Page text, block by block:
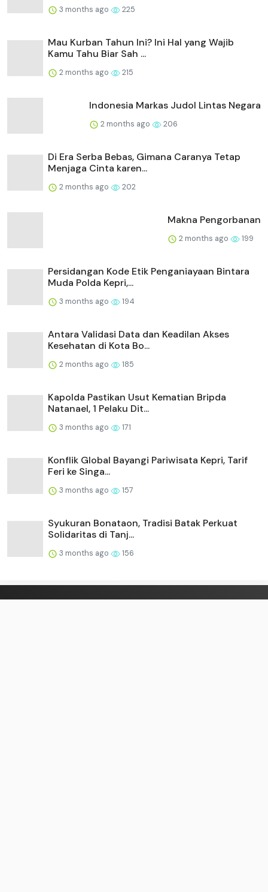
3 months ago 225
Mau Kurban Tahun Ini? Ini Hal yang Wajib
Kamu Tahu Biar Sah ...
2 months ago 215
Indonesia Markas Judol Lintas Negara
2 months ago 206
Di Era Serba Bebas, Gimana Caranya Tetap
Menjaga Cinta karen...
2 months ago 202
Makna Pengorbanan
2 months ago 199
Persidangan Kode Etik Penganiayaan Bintara
Muda Polda Kepri,...
3 months ago 194
Antara Validasi Data dan Keadilan Akses
Kesehatan di Kota Bo...
2 months ago 185
Kapolda Pastikan Usut Kematian Bripda
Natanael, 1 Pelaku Dit...
3 months ago 171
Konflik Global Bayangi Pariwisata Kepri, Tarif
Feri ke Singa...
3 months ago 157
Syukuran Bonataon, Tradisi Batak Perkuat
Solidaritas di Tanj...
3 months ago 156